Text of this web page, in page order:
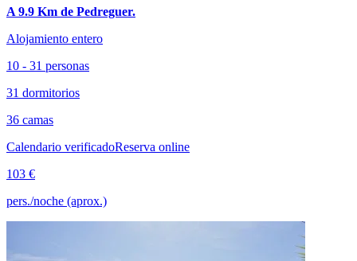
A 9.9 Km de Pedreguer.
Alojamiento entero
10 - 31 personas
31 dormitorios
36 camas
Calendario verificadoReserva online
103 €
pers./noche (aprox.)